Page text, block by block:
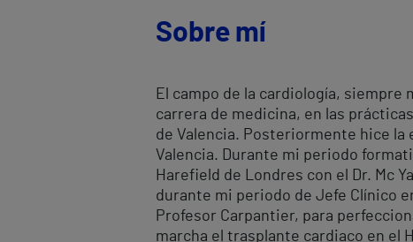
Sobre mí
El campo de la cardiología,
carrera de medicina, en las
de Valencia. Posteriormente hice la
Valencia. Durante mi periodo
Harefield de Londres con el Dr. Mc
durante mi periodo de Jefe Clínico
Profesor Carpantier, para
marcha el trasplante cardiaco en el